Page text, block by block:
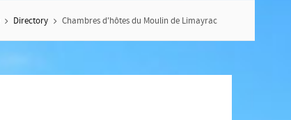
Directory Chambres d'hôtes du Moulin de Limayrac